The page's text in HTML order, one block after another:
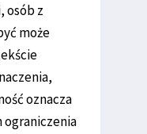
osób z
może
oznacza
ograniczenia